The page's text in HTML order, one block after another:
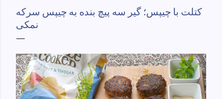
ebook/dp/B0861H47GS/ref=sr_1_1?
dchild=1&keywords=tehran+to+new+york&qid=158481093
0&sr=8-1
کتلت با چیپس؛ گیر سه پیچ بنده به چیپس سرکه
نمکی